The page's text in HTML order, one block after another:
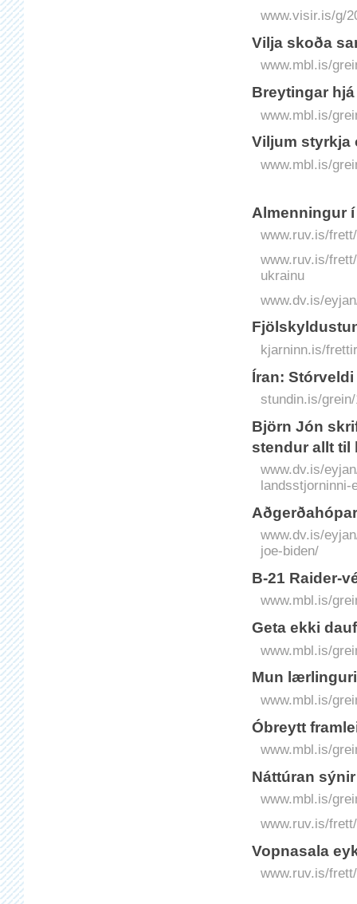
www.visir.is/g/
Vilja skoða
www.mbl.is/
Breytingar
www.mbl.is/
Viljum styrkja
www.mbl.is/
Almenningur
www.ruv.is/
www.ruv.is/
ukrainu
www.dv.is/
kjarninn.is/
Íran:
stundin.is/
Björn Jón
stendur allt til
www.dv.is/
landsstjorninni-
www.dv.is/
joe-biden/
B-21 Raider-
www.mbl.is/
Geta ekki
www.mbl.is/
Mun
www.mbl.is/
Óbreytt
www.mbl.is/
Náttúran
www.mbl.is/
www.ruv.is/
Vopnasala
www.ruv.is/